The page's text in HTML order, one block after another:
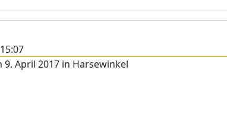
April 2017 in Harsewinkel